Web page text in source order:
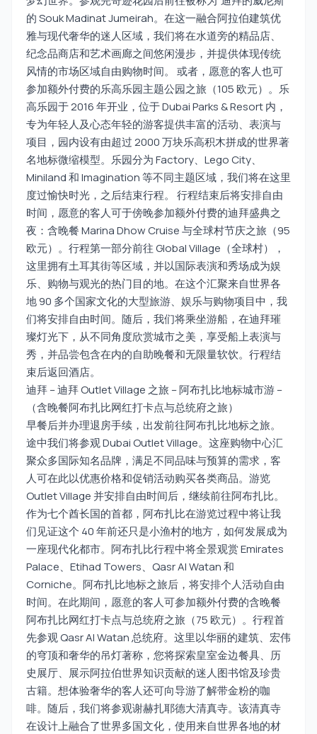
的 Souk Madinat Jumeirah。在这一融合阿拉伯建筑优
雅与现代奢华的迷人区域，我们将在水道旁的精品店、
纪念品商店和艺术画廊之间悠闲漫步，并提供体现传统
风情的市场区域自由购物时间。 或者，愿意的客人也可
参加额外付费的乐高乐园主题公园之旅（105 欧元）。乐
高乐园于 2016 年开业，位于 Dubai Parks & Resort 内，
专为年轻人及心态年轻的游客提供丰富的活动、表演与
项目，园内设有由超过 2000 万块乐高积木拼成的世界著
名地标微缩模型。乐园分为 Factory、Lego City、
Miniland 和 Imagination 等不同主题区域，我们将在这里
度过愉快时光，之后结束行程。 行程结束后将安排自由
时间，愿意的客人可于傍晚参加额外付费的迪拜盛典之
夜：含晚餐 Marina Dhow Cruise 与全球村节庆之旅（95
欧元）。行程第一部分前往 Global Village（全球村），
这里拥有土耳其街等区域，并以国际表演和秀场成为娱
乐、购物与观光的热门目的地。在这个汇聚来自世界各
地 90 多个国家文化的大型旅游、娱乐与购物项目中，我
们将安排自由时间。随后，我们将乘坐游船，在迪拜璀
璨灯光下，从不同角度欣赏城市之美，享受船上表演与
秀，并品尝包含在内的自助晚餐和无限量软饮。行程结
束后返回酒店。
迪拜 – 迪拜 Outlet Village 之旅 – 阿布扎比地标城市游 –
（含晚餐阿布扎比网红打卡点与总统府之旅）
早餐后并办理退房手续，出发前往阿布扎比地标之旅。
途中我们将参观 Dubai Outlet Village。这座购物中心汇
聚众多国际知名品牌，满足不同品味与预算的需求，客
人可在此以优惠价格和促销活动购买各类商品。游览
Outlet Village 并安排自由时间后，继续前往阿布扎比。
作为七个酋长国的首都，阿布扎比在游览过程中将让我
们见证这个 40 年前还只是小渔村的地方，如何发展成为
一座现代化都市。阿布扎比行程中将全景观赏 Emirates
Palace、Etihad Towers、Qasr Al Watan 和
Corniche。阿布扎比地标之旅后，将安排个人活动自由
时间。在此期间，愿意的客人可参加额外付费的含晚餐
阿布扎比网红打卡点与总统府之旅（75 欧元）。行程首
先参观 Qasr Al Watan 总统府。这里以华丽的建筑、宏伟
的穹顶和奢华的吊灯著称，您将探索皇室金边餐具、历
史展厅、展示阿拉伯世界知识贡献的迷人图书馆及珍贵
古籍。想体验奢华的客人还可向导游了解带金粉的咖
啡。随后，我们将参观谢赫扎耶德大清真寺。该清真寺
在设计上融合了世界多国文化，使用来自世界各地的材